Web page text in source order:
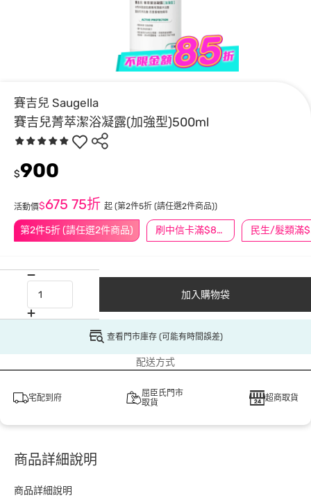
賽吉兒 Saugella
賽吉兒菁萃潔浴凝露(加強型)500ml
第2件5折 (請任選2件商品) 刷中信卡滿$888送3萬點
$900
活動價$675 75折 起 (第2件5折 (請任選2件商品))
加入購物袋
查看門市庫存 (可能有時間誤差)
配送方式
宅配到府
屈臣氏門市
取貨
超商取貨
商品詳細說明
商品詳細說明